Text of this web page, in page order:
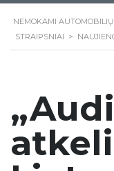
NEMOKAMI
STRAIPSNIAI >